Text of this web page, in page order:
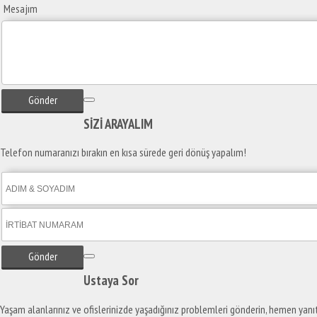
Mesajım
Gönder
SİZİARAYALIM
Telefon numaranızı bırakın en kısa sürede geri dönüş yapalım!
Gönder
Ustaya Sor
Yaşam alanlarınız ve ofislerinizde yaşadığınız problemleri gönderin, hemen